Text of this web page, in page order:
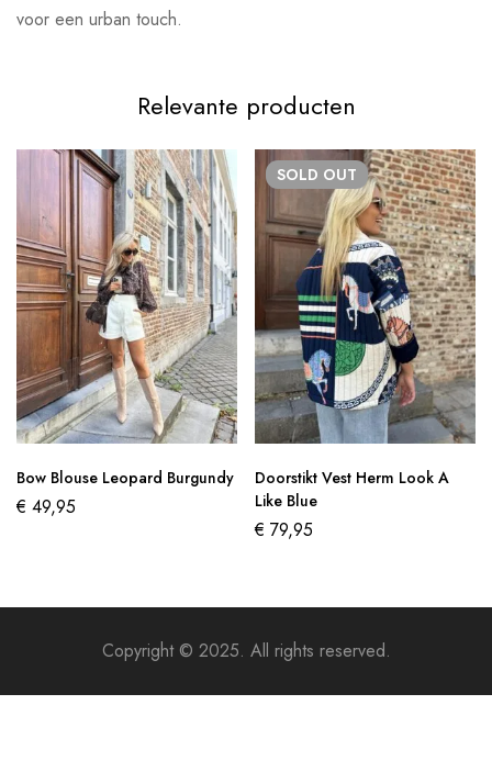
voor een urban touch.
Relevante producten
Bow Blouse Leopard Burgundy
€ 49,95
SOLD OUT
Doorstikt Vest Herm Look A
Like Blue
€ 79,95
Copyright © 2025. All rights reserved.